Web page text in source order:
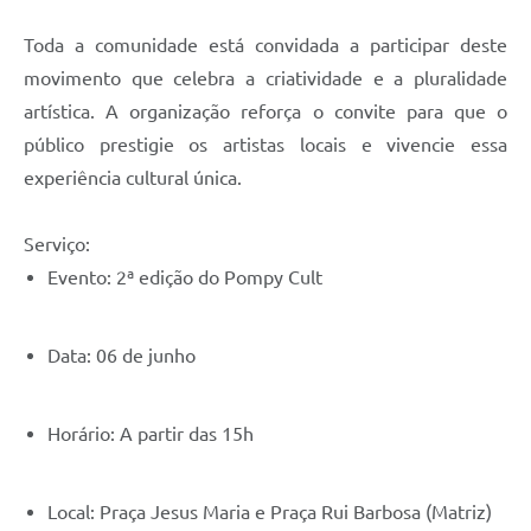
Toda a comunidade está convidada a participar deste
movimento que celebra a criatividade e a pluralidade
artística. A organização reforça o convite para que o
público prestigie os artistas locais e vivencie essa
experiência cultural única.
Serviço:
Evento: 2ª edição do Pompy Cult
Data: 06 de junho
Horário: A partir das 15h
Local: Praça Jesus Maria e Praça Rui Barbosa (Matriz)